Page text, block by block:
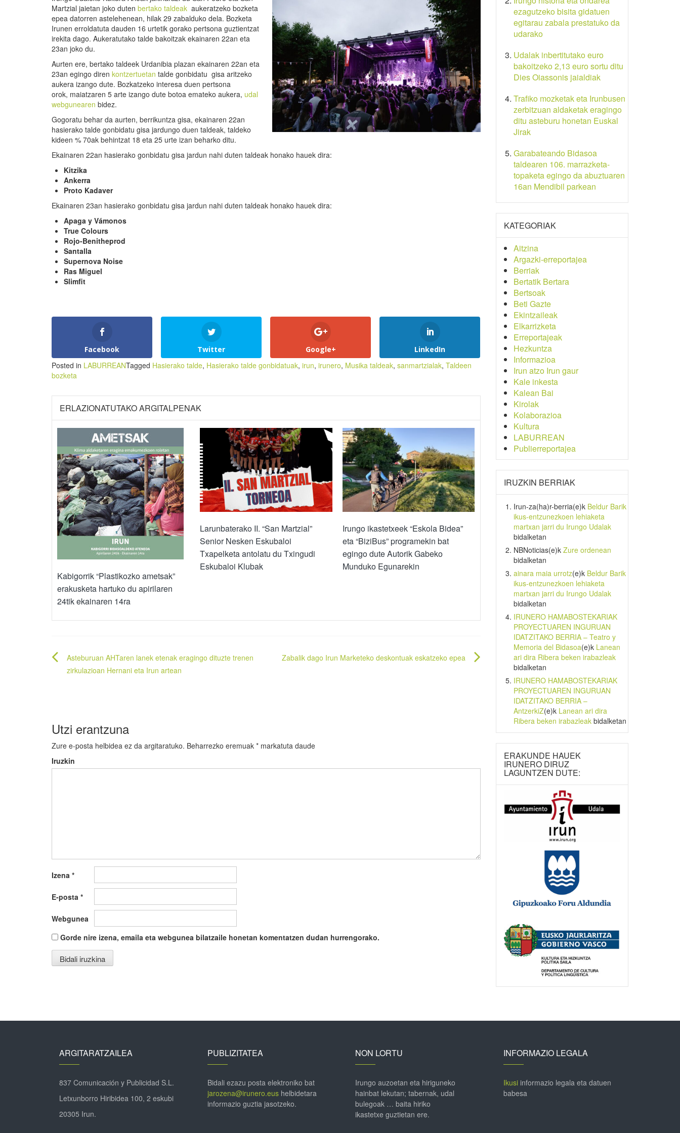
Martzial jaietan joko duten bertako taldeak aukeratzeko bozketa
epea datorren astelehenean, hilak 29 zabalduko dela. Bozketa
Irunen erroldatuta dauden 16 urtetik gorako pertsona guztientzat
irekita dago. Aukeratutako talde bakoitzak ekainaren 22an eta
23an joko du.
Aurten ere, bertako taldeek Urdanibia plazan ekainaren 22an eta
23an egingo diren kontzertuetan talde gonbidatu gisa aritzeko
aukera izango dute. Bozkatzeko interesa duen pertsona
orok, maiatzaren 5 arte izango dute botoa emateko aukera, udal
webgunearen bidez.
Gogoratu behar da aurten, berrikuntza gisa, ekainaren 22an
hasierako talde gonbidatu gisa jardungo duen taldeak, taldeko
kideen % 70ak behintzat 18 eta 25 urte izan beharko ditu.
Ekainaren 22an hasierako gonbidatu gisa jardun nahi duten taldeak honako hauek dira:
Kitzika
Ankerra
Proto Kadaver
Ekainaren 23an hasierako gonbidatu gisa jardun nahi duten taldeak honako hauek dira:
Apaga y Vámonos
True Colours
Rojo-Benitheprod
Santalla
Supernova Noise
Ras Miguel
Slimfit
Facebook Twitter Google+ LinkedIn
Posted in LABURREANTagged Hasierako talde, Hasierako talde gonbidatuak, irun, irunero, Musika taldeak, sanmartzialak, Taldeen
bozketa
ERLAZIONATUTAKO ARGITALPENAK
Kabigorrik “Plastikozko ametsak”
erakusketa hartuko du apirilaren
24tik ekainaren 14ra
Larunbaterako II. “San Martzial”
Senior Nesken Eskubaloi
Txapelketa antolatu du Txingudi
Eskubaloi Klubak
Irungo ikastetxeek “Eskola Bidea”
eta “BiziBus” programekin bat
egingo dute Autorik Gabeko
Munduko Egunarekin
Bidalketetan
zehar
Asteburuan AHTaren lanek etenak eragingo dituzte trenen
zirkulazioan Hernani eta Irun artean
Zabalik dago Irun Marketeko deskontuak eskatzeko epea
Utzi erantzuna
Zure e-posta helbidea ez da argitaratuko. Beharrezko eremuak * markatuta daude
Iruzkin
Izena *
E-posta *
Webgunea
Gorde nire izena, emaila eta webgunea bilatzaile honetan komentatzen dudan hurrengorako.
ezagutzeko bisita gidatuen
egitarau zabala prestatuko da
udarako
Udalak inbertitutako euro
bakoitzeko 2,13 euro sortu ditu
Dies Oiassonis jaialdiak
Trafiko mozketak eta Irunbusen
zerbitzuan aldaketak eragingo
ditu asteburu honetan Euskal
Jirak
Garabateando Bidasoa
taldearen 106. marrazketa-
topaketa egingo da abuztuaren
16an Mendibil parkean
KATEGORIAK
Aitzina
Argazki-erreportajea
Berriak
Bertatik Bertara
Bertsoak
Beti Gazte
Ekintzaileak
Elkarrizketa
Erreportajeak
Hezkuntza
Informazioa
Irun atzo Irun gaur
Kale inkesta
Kalean Bai
Kirolak
Kolaborazioa
Kultura
LABURREAN
Publierreportajea
IRUZKIN BERRIAK
Irun-za(ha)r-berria(e)k Beldur Barik
ikus-entzunezkoen lehiaketa
martxan jarri du Irungo Udalak
bidalketan
NBNoticias(e)k Zure ordenean
bidalketan
ainara maia urrotz(e)k Beldur Barik
ikus-entzunezkoen lehiaketa
martxan jarri du Irungo Udalak
bidalketan
IRUNERO HAMABOSTEKARIAK
PROYECTUAREN INGURUAN
IDATZITAKO BERRIA – Teatro y
Memoria del Bidasoa(e)k Lanean
ari dira Ribera beken irabazleak
bidalketan
IRUNERO HAMABOSTEKARIAK
PROYECTUAREN INGURUAN
IDATZITAKO BERRIA –
AntzerkiZ(e)k Lanean ari dira
Ribera beken irabazleakbidalketan
ERAKUNDE HAUEK
IRUNERO DIRUZ
LAGUNTZEN DUTE:
ARGITARATZAILEA
837 Comunicación y Publicidad S.L.
Letxunborro Hiribidea 100, 2 eskubi
20305 Irun.
PUBLIZITATEA
Bidali ezazu posta elektroniko bat
jarozena@irunero.eushelbidetara
informazio guztia jasotzeko.
NON LORTU
Irungo auzoetan eta hiriguneko
hainbat lekutan; tabernak, udal
bulegoak … baita hiriko
ikastetxe guztietan ere.
INFORMAZIO LEGALA
Ikusiinformazio legala eta datuen
babesa